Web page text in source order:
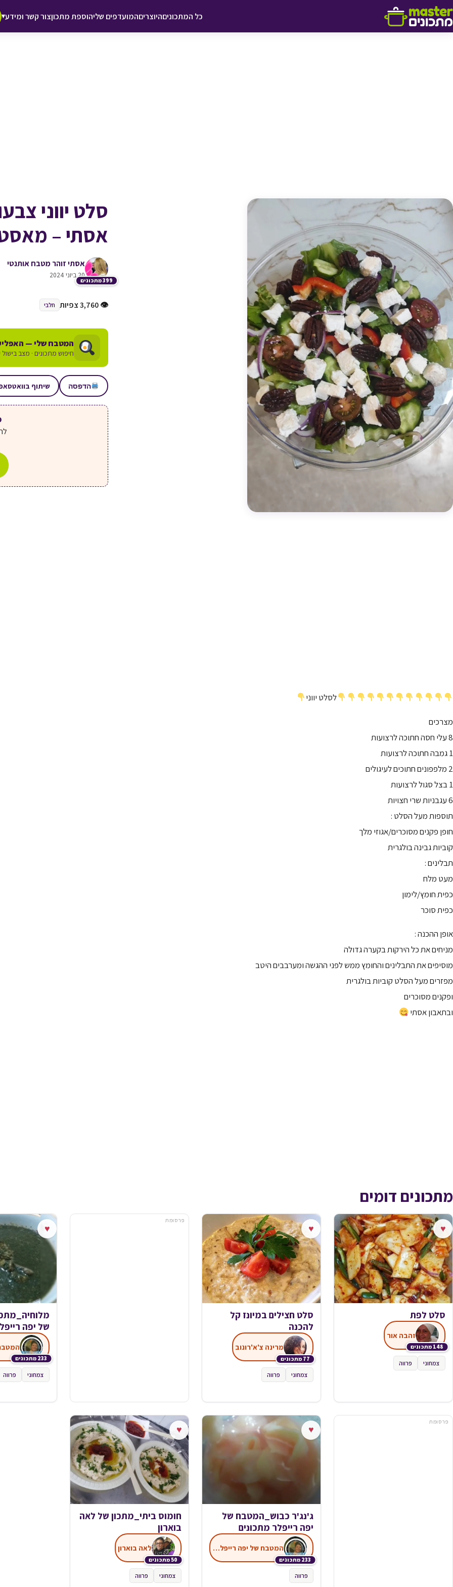
דלג לתוכן
כל המתכוניםהיוצריםהמועדפים שליהוספת מתכוןצור קשר ומידע▾
סלט יווני
אסתי –
399 מתכונים
אסתי זוהר מטבח אותנטי
20 ביוני 2024
♥ הוספה
👁 3,760 צפיות חלבי
המטבח שלי —
חיפוש מתכונים · מצב
הדפסה שיתוף
לסלט יווני
מצרכים
8 עלי חסה חתוכה לרצועות
1 גמבה חתוכה לרצועות
2 מלפפונים חתוכים לעיגולים
1 בצל סגול לרצועות
6 עגבניות שרי חצויות
תוספות מעל הסלט :
חופן פקנים מסוכרים/אגוזי מלך
קוביות גבינה בולגרית
תבלינים :
מעט מלח
כפית חומץ/לימון
כפית סוכר
אופן ההכנה :
מניחים את כל הירקות בקערה גדולה
מוסיפים את התבלינים והחומץ ממש לפני ההגשה ומערבבים היטב
מפזרים מעל הסלט קוביות בולגרית
ופקנים מסוכרים
ובתאבון אסתי
מתכונים דומים
♥
סלט לפת
148 מתכונים
זהבה אור
צמחוני פרווה
♥
סלט חצילים במיונז קל
להכנה
77 מתכונים
מרינה צ'א'רונוב
צמחוני פרווה
פרסומת
♥
של יפה
233 מתכונים
צמחוני פרווה
פרסומת
♥
ג'נג'ר כבוש_המטבח של
יפה רייפלר מתכונים
233 מתכונים
המטבח של יפה רייפלר - מתכונים
פרווה
♥
חומוס ביתי_מתכון של לאה
בוארון
50 מתכונים
לאה בוארון
צמחוני פרווה